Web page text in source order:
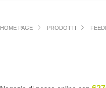
HOME PAGE PRODOTTI